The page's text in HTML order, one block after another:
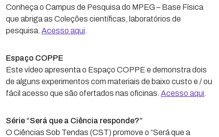
Conheça o Campus de Pesquisa do MPEG – Base Física
que abriga as Coleções científicas, laboratórios de
pesquisa. Acesso aqui
Espaço COPPE
Este vídeo apresenta o Espaço COPPE e demonstra dois
de alguns experimentos com materiais de baixo custo e / ou
fácil acesso que são ofertados nas oficinas. Acesso aqui
Série “Será que a Ciência responde?”
O Ciências Sob Tendas (CST) promove o “Será que a